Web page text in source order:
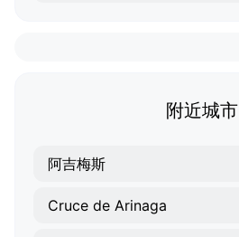
附近城市
阿吉梅斯
Cruce de Arinaga